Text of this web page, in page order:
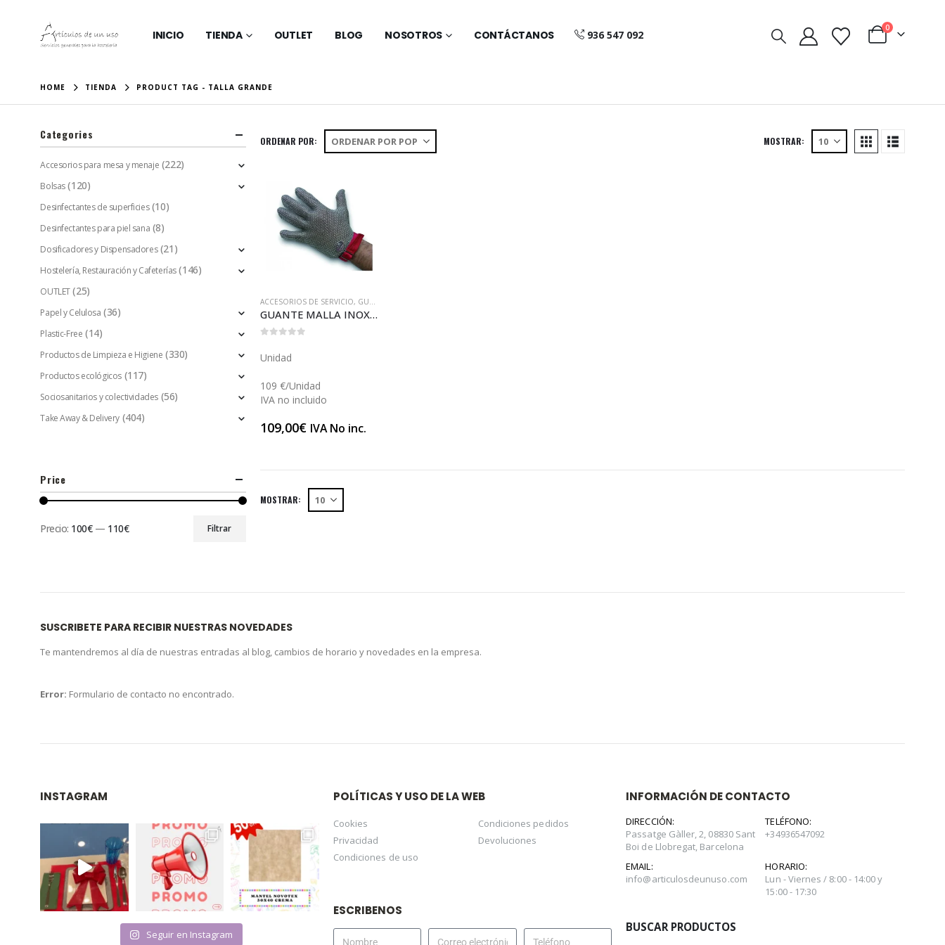
INICIO TIENDA OUTLET BLOG NOSOTROS CONTÁCTANOS 936 547 092
0
HOME TIENDA PRODUCT TAG - TALLA GRANDE
ORDENAR POR: MOSTRAR:
ACCESORIOS DE SERVICIO, GUANTES
GUANTE MALLA INOX L (MN100)
Unidad
109 €/Unidad
IVA no incluido
109,00€ IVA No inc.
MOSTRAR:
Categories
Accesorios para mesa y menaje (222)
Bolsas (120)
Desinfectantes de superficies (10)
Desinfectantes para piel sana (8)
Dosificadores y Dispensadores (21)
Hostelería, Restauración y Cafeterías (146)
OUTLET (25)
Papel y Celulosa (36)
Plastic-Free (14)
Productos de Limpieza e Higiene (330)
Productos ecológicos (117)
Sociosanitarios y colectividades (56)
Take Away & Delivery (404)
Price
Filtrar
Precio: 100€— 110€
SUSCRIBETE PARA RECIBIR NUESTRAS NOVEDADES
Te mantendremos al día de nuestras entradas al blog, cambios de horario y novedades en la empresa.
Error: Formulario de contacto no encontrado.
INSTAGRAM
Seguir en Instagram
POLÍTICAS Y USO DE LA WEB
Cookies
Privacidad
Condiciones de uso
Condiciones pedidos
Devoluciones
ESCRIBENOS
INFORMACIÓN DE CONTACTO
DIRECCIÓN:
Passatge Gàller, 2, 08830 Sant
Boi de Llobregat, Barcelona
TELÉFONO:
+34936547092
EMAIL:
info@articulosdeunuso.com
HORARIO:
Lun - Viernes / 8:00 - 14:00 y
15:00 - 17:30
BUSCAR PRODUCTOS